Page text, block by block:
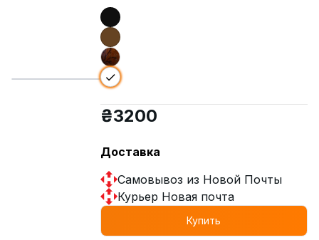
₴3200
Доставка
Самовывоз из Новой Почты
Курьер Новая почта
Купить